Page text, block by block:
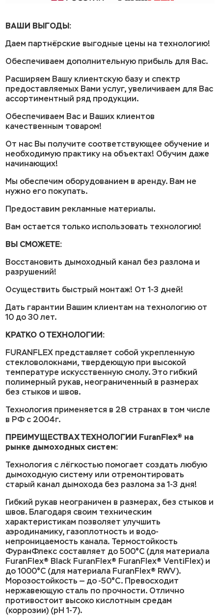
ВАШИ ВЫГОДЫ:
Даем партнёрские выгодные цены на технологию!
Обеспечиваем дополнительную прибыль для Вас.
Расширяем Вашу клиентскую базу и спектр
предоставляемых Вами услуг, увеличиваем для Вас
ассортиментный ряд продукции.
Обеспечиваем Вас и Ваших клиентов
качественным товаром!
От нас Вы получите соответствующее обучение и
необходимую практику на объектах! Обучим даже
начинающих!
Мы обеспечим оборудованием в аренду. Вам не
нужно его покупать.
Предоставим рекламные материалы.
Вам остается только использовать технологию!
ВЫ СМОЖЕТЕ:
Восстановить дымоходный канал без разлома и
разрушений!
Осуществить быстрый монтаж! От 1-3 дней!
Дать гарантии Вашим клиентам на технологию от
10 до 30 лет.
КРАТКО О ТЕХНОЛОГИИ:
FURANFLEX представляет собой укрепленную
стекловолокнами, твердеющую при высокой
температуре искусственную смолу. Это гибкий
полимерный рукав, неограниченный в размерах
без стыков и швов.
Технология применяется в 28 странах в том числе
в РФ с 2004г.
ПРЕИМУЩЕСТВАХ ТЕХНОЛОГИИ FuranFlex® на
рынке дымоходных систем:
Технология с лёгкостью помогает создать любую
дымоходную систему или отремонтировать
старый канал дымохода без разлома за 1-3 дня!
Гибкий рукав неограничен в размерах, без стыков и
швов. Благодаря своим техническим
характеристикам позволяет улучшить
аэродинамику, газоплотность и водо-
непроницаемость канала. Термостойкость
ФуранФлекс составляет до 500°C (для материала
FuranFlex® Black FuranFlex® FuranFlex® VentiFlex) и
до 1000°C (для материала FuranFlex® RWV).
Морозостойкость — до -50°C. Превосходит
нержавеющую сталь по прочности. Отлично
противостоит высоко кислотным средам
(коррозии) (pH 1-7).